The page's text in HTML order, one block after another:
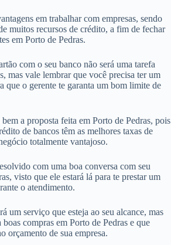
em trabalhar com empresas, sendo
muitos recursos de crédito, a fim de fechar
em Porto de Pedras.
com o seu banco não será uma tarefa
mas vale lembrar que você precisa ter um
que o gerente te garanta um bom limite de
a proposta feita em Porto de Pedras, pois
de bancos têm as melhores taxas de
totalmente vantajoso.
com uma boa conversa com seu
visto que ele estará lá para te prestar um
o atendimento.
um serviço que esteja ao seu alcance, mas
compras em Porto de Pedras e que
orçamento de sua empresa.